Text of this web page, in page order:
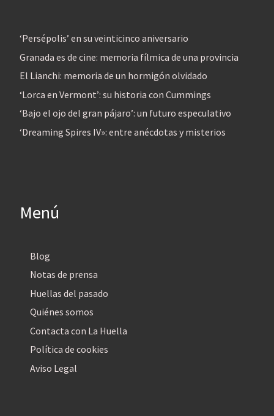
‘Persépolis’ en su veinticinco aniversario
Granada es de cine: memoria fílmica de una provincia
El Lianchi: memoria de un hormigón olvidado
‘Lorca en Vermont’: su historia con Cummings
‘Bajo el ojo del gran pájaro’: un futuro especulativo
‘Dreaming Spires IV»: entre anécdotas y misterios
Menú
Blog
Notas de prensa
Huellas del pasado
Quiénes somos
Contacta con La Huella
Política de cookies
Aviso Legal